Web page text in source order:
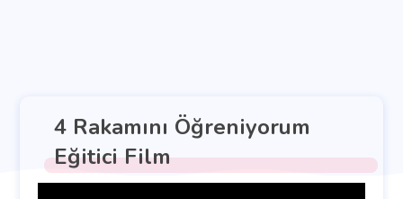
4 Rakamını Öğreniyorum
Eğitici Film